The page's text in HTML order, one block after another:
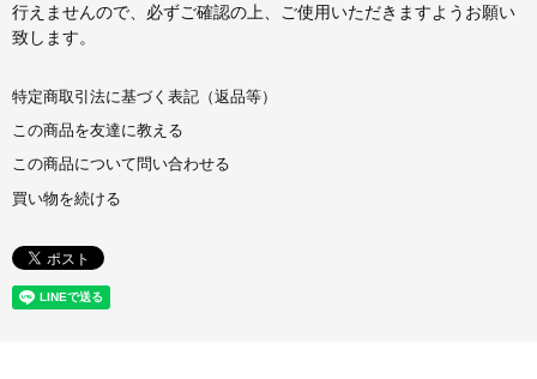
行えませんので、必ずご確認の上、ご使用いただきますようお願い
致します。
特定商取引法に基づく表記（返品等）
この商品を友達に教える
この商品について問い合わせる
買い物を続ける